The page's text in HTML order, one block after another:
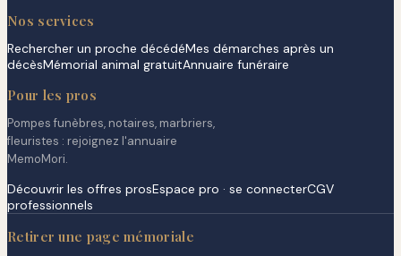
Nos services
Rechercher un proche décédéMes démarches après un
décèsMémorial animal gratuitAnnuaire funéraire
Pour les pros
Pompes funèbres, notaires, marbriers,
fleuristes : rejoignez l'annuaire
MemoMori.
Découvrir les offres prosEspace pro · se connecterCGV
professionnels
Retirer une page mémoriale